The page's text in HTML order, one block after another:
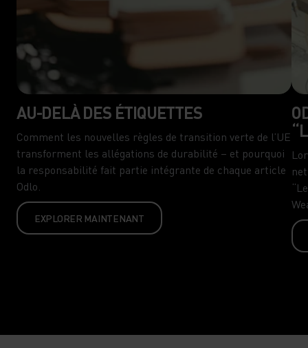
AU-DELÀ DES ÉTIQUETTES
Comment les nouvelles règles de transition verte de l’UE
transforment les allégations de durabilité – et pourquoi
la responsabilité fait partie intégrante de chaque article
Odlo.
EXPLORER MAINTENANT